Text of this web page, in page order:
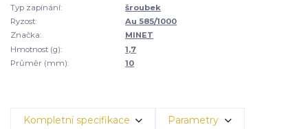
Typ zapínání:
šroubek
Ryzost:
Au 585/1000
Značka:
MINET
Hmotnost (g):
1,7
Průměr (mm):
10
Kompletní specifikace Parametry